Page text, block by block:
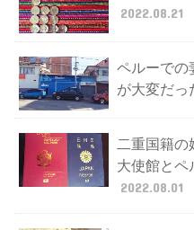
2022.08.21
ペルーでの
が大変だっ
二重国籍の
大使館とペ
2022.08.01